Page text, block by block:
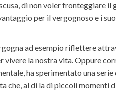
di non voler fronteggiare
per il vergognoso e i
ad esempio riflettere
la nostra vita. Oppure
ha sperimentato una
che, al di la di piccoli